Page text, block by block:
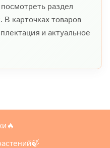
раздел
. В карточках товаров
и актуальное